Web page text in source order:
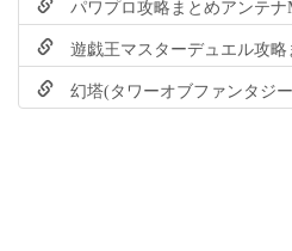
パワプロ攻略まとめアンテナ
遊戯王マスターデュエル攻略
幻塔(タワーオブファンタジ